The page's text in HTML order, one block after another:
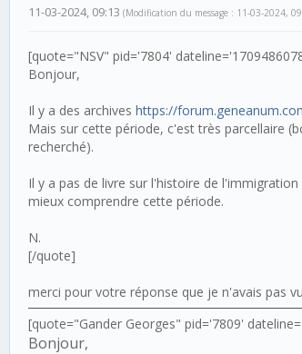
11-03-2024, 09:13 (Modification du message : 11-03-2024,
[quote="NSV" pid='7804'
Bonjour,
Il y a des archives https://
Mais sur cette période, c'est très parcellaire
recherché).
Il y a pas de livre sur l'histoire de
mieux comprendre cette période.
N.
[/quote]
merci pour votre réponse que je n'avais pas
[quote="Gander Georges" pid='7809'
Bonjour,